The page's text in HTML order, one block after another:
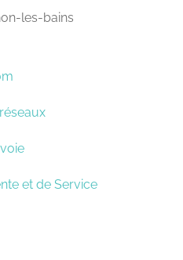
les-bains
et de Service